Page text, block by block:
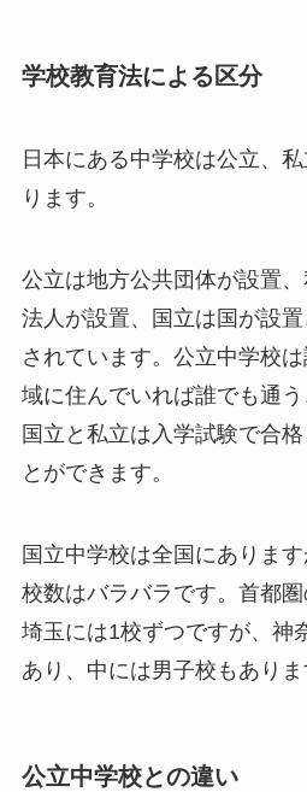
学校教育法による区分
日本にある中学校は公立、
ります。
公立は地方公共団体が設置
法人が設置、国立は国が設
されています。公立中学校
域に住んでいれば誰でも通う
国立と私立は入学試験で合
とができます。
国立中学校は全国にありま
校数はバラバラです。首都
埼玉には1校ずつですが、神
あり、中には男子校もありま
公立中学校との違い